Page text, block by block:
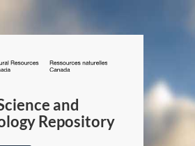
/
Canada
and
Repository